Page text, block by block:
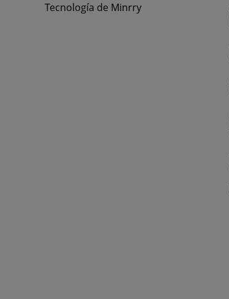
Tecnología de Minrry